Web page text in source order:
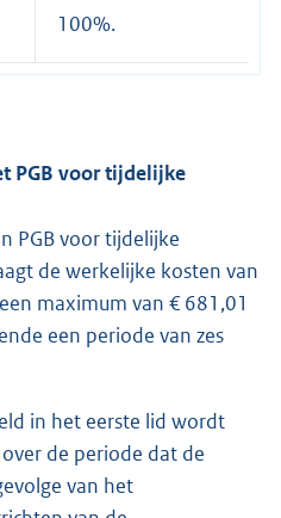
100%.
PGB voor tijdelijke
PGB voor tijdelijke
de werkelijke kosten van
maximum van € 681,01
een periode van zes
in het eerste lid wordt
de periode dat de
van het